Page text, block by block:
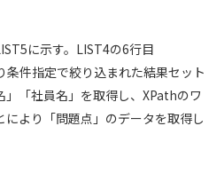
に示す。LIST4の6行目
条件指定で絞り込まれた結果セット
「社員名」を取得し、XPathのワ
より「問題点」のデータを取得し